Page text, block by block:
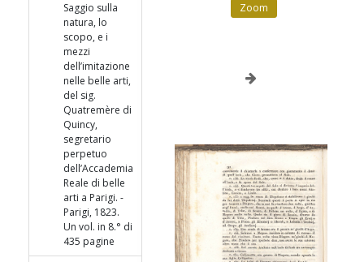
Saggio sulla
natura, lo
scopo, e i
mezzi
dell’imitazione
nelle belle arti,
del sig.
Quatremère di
Quincy,
segretario
perpetuo
dell’Accademia
Reale di belle
arti a Parigi. -
Parigi, 1823.
Un vol. in 8.° di
435 pagine
Zoom